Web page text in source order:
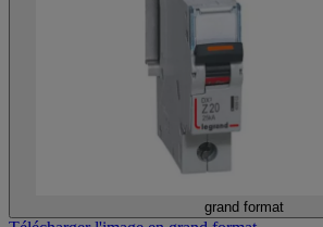
grand format